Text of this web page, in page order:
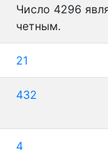
Число 4296
четным.
21
432
4